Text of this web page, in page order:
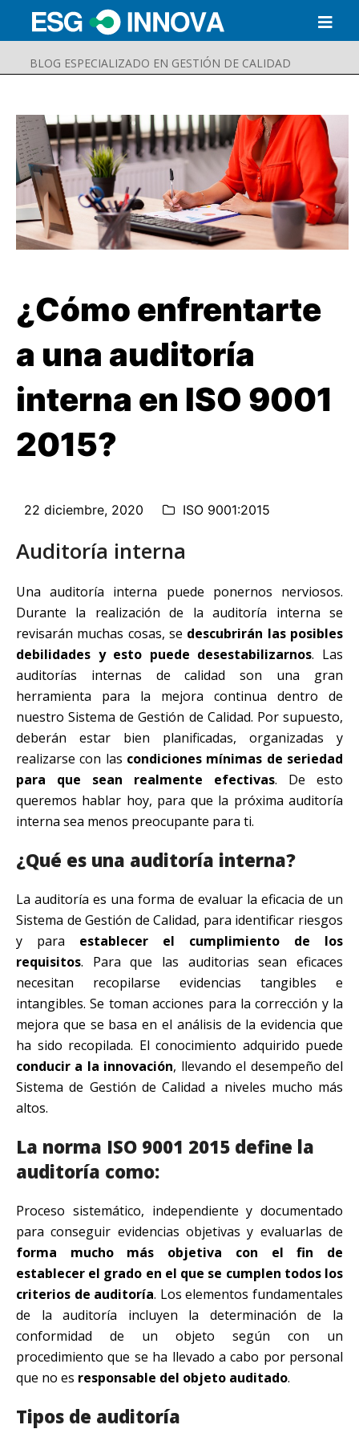
BLOG ESPECIALIZADO EN GESTIÓN DE CALIDAD
Buscar Enviar
¿Cómo enfrentarte
a una auditoría
interna en ISO 9001
2015?
22 diciembre, 2020 ISO 9001:2015
Auditoría interna
Una auditoría interna puede ponernos nerviosos.
Durante la realización de la auditoría interna se
revisarán muchas cosas, se descubrirán las posibles
debilidades y esto puede desestabilizarnos. Las
auditorías internas de calidad son una gran
herramienta para la mejora continua dentro de
nuestro Sistema de Gestión de Calidad. Por supuesto,
deberán estar bien planificadas, organizadas y
realizarse con las condiciones mínimas de seriedad
para que sean realmente efectivas. De esto
queremos hablar hoy, para que la próxima auditoría
interna sea menos preocupante para ti.
¿Qué es una auditoría interna?
La auditoría es una forma de evaluar la eficacia de un
Sistema de Gestión de Calidad, para identificar riesgos
y para establecer el cumplimiento de los
requisitos. Para que las auditorias sean eficaces
necesitan recopilarse evidencias tangibles e
intangibles. Se toman acciones para la corrección y la
mejora que se basa en el análisis de la evidencia que
ha sido recopilada. El conocimiento adquirido puede
conducir a la innovación, llevando el desempeño del
Sistema de Gestión de Calidad a niveles mucho más
altos.
La norma ISO 9001 2015 define la
auditoría como:
Proceso sistemático, independiente y documentado
para conseguir evidencias objetivas y evaluarlas de
forma mucho más objetiva con el fin de
establecer el grado en el que se cumplen todos los
criterios de auditoría. Los elementos fundamentales
de la auditoría incluyen la determinación de la
conformidad de un objeto según con un
procedimiento que se ha llevado a cabo por personal
que no es responsable del objeto auditado.
Tipos de auditoría